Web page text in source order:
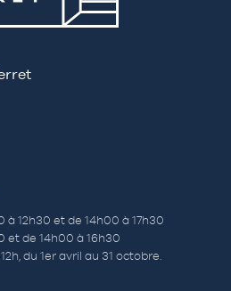
12h30 et de 14h00 à 17h30
et de 14h00 à 16h30
du 1er avril au 31 octobre.